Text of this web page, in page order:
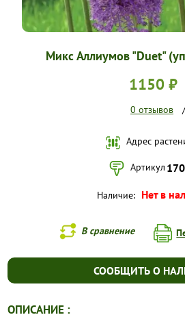
Микс Аллиумов "Duet"
1150 ₽
0 отзывов /
Адрес
Артикул
Наличие: Нет в
В сравнение
СООБЩИТЬ О
ОПИСАНИЕ :